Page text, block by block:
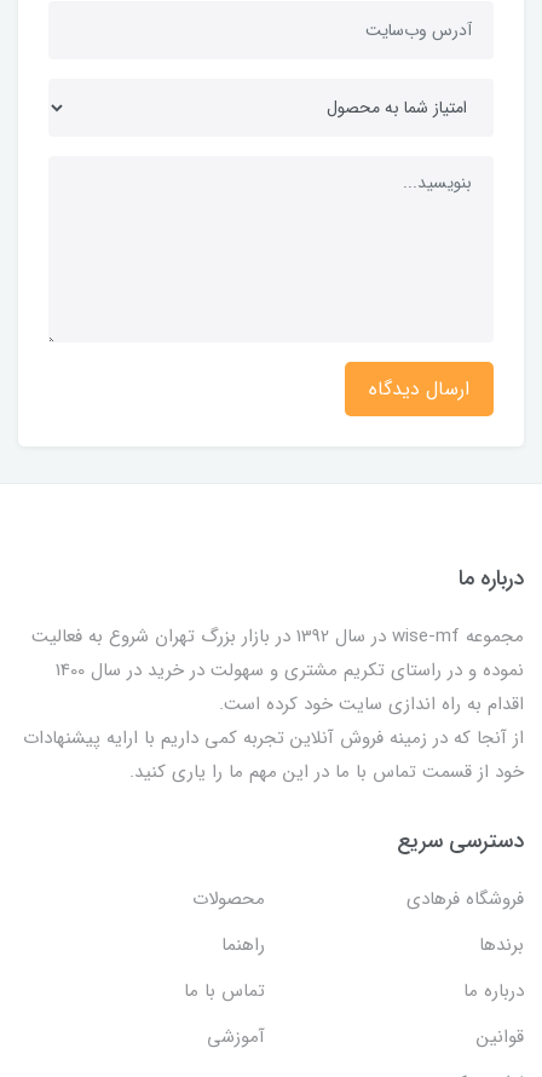
ارسال دیدگاه
درباره ما
مجموعه wise-mf در سال 1392 در بازار بزرگ تهران شروع به فعالیت
نموده و در راستای تکریم مشتری و سهولت در خرید در سال 1400
اقدام به راه اندازی سایت خود کرده است.
از آنجا که در زمینه فروش آنلاین تجربه کمی داریم با ارایه پیشنهادات
خود از قسمت تماس با ما در این مهم ما را یاری کنید.
دسترسی سریع
فروشگاه فرهادی
محصولات
برندها
راهنما
درباره ما
تماس با ما
قوانین
آموزشی